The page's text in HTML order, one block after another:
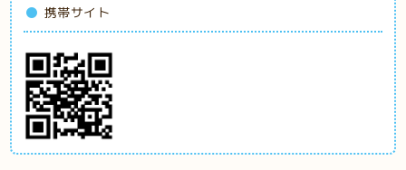
携帯サイト